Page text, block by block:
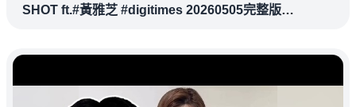
SHOT ft.#黃雅芝 #digitimes 20260505完整版